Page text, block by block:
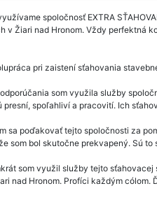
spoločnosť EXTRA
v Žiari nad Hronom. Vždy perfektná
pri zaistení sťahovania
som využila služby
presní, spoľahliví a pracovití. Ich
sa poďakovať tejto spoločnosti za
som bol skutočne prekvapený. Sú
som využil služby tejto
nad Hronom. Profíci každým cólom.